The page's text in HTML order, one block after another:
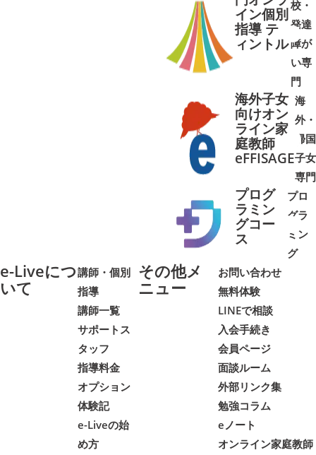
イン個別
指導 テ
ィントル
校・
発達
障が
い専
門
➜➜
海外子女
向けオン
ライン家
庭教師
eFFISAGE
海
外・
帰国
子女
専門
➜➜
プログ
ラミン
グコー
ス
プロ
グラ
ミン
グ
➜➜
e-Liveにつ
いて
講師・個別
指導
講師一覧
サポートス
タッフ
指導料金
オプション
体験記
e-Liveの始
め方
その他メ
ニュー
お問い合わせ
無料体験
LINEで相談
入会手続き
会員ページ
面談ルーム
外部リンク集
勉強コラム
eノート
オンライン家庭教師